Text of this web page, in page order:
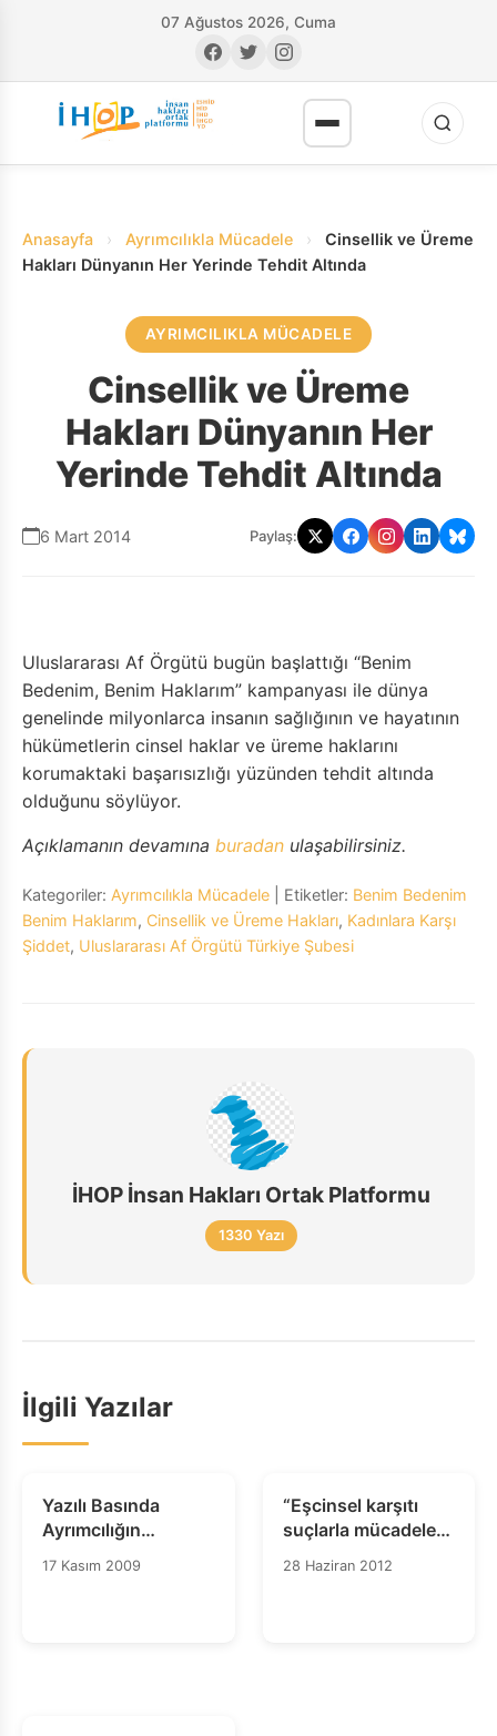
07 Ağustos 2026, Cuma
Anasayfa › Ayrımcılıkla Mücadele ›
Cinsellik ve Üreme
Hakları Dünyanın Her Yerinde Tehdit Altında
AYRIMCILIKLA MÜCADELE
Cinsellik ve Üreme
Hakları Dünyanın Her
Yerinde Tehdit Altında
6 Mart 2014 Paylaş:
Uluslararası Af Örgütü bugün başlattığı “Benim
Bedenim, Benim Haklarım” kampanyası ile dünya
genelinde milyonlarca insanın sağlığının ve hayatının
hükümetlerin cinsel haklar ve üreme haklarını
korumaktaki başarısızlığı yüzünden tehdit altında
olduğunu söylüyor.
Açıklamanın devamına buradan ulaşabilirsiniz.
Kategoriler: Ayrımcılıkla Mücadele | Etiketler: Benim Bedenim
Benim Haklarım, Cinsellik ve Üreme Hakları, Kadınlara Karşı
Şiddet, Uluslararası Af Örgütü Türkiye Şubesi
İHOP İnsan Hakları Ortak Platformu
1330 Yazı
İlgili Yazılar
Yazılı Basında
Ayrımcılığın
Çerçevelenmesi
17 Kasım 2009
“Eşcinsel karşıtı
suçlarla mücadele
için sadece
28 Haziran 2012